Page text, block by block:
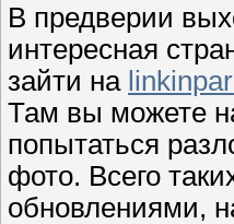
В предверии
интересная
зайти на
Там вы можете
попытаться
фото. Всего
обновлениями,